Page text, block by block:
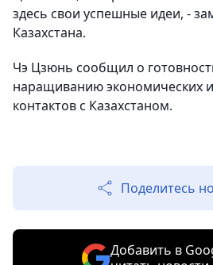
здесь свои успешные идеи, -
Казахстана.
Чэ Цзюнь сообщил о
наращиванию экономических
контактов с Казахстаном.
Поделитесь
Добавить в